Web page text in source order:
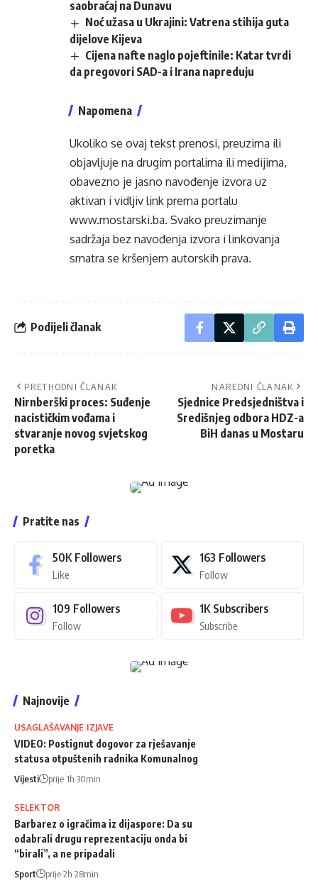
saobraćaj na Dunavu
Noć užasa u Ukrajini: Vatrena stihija guta
dijelove Kijeva
Cijena nafte naglo pojeftinile: Katar tvrdi
da pregovori SAD-a i Irana napreduju
Napomena
Ukoliko se ovaj tekst prenosi, preuzima ili
objavljuje na drugim portalima ili medijima,
obavezno je jasno navođenje izvora uz
aktivan i vidljiv link prema portalu
www.mostarski.ba. Svako preuzimanje
sadržaja bez navođenja izvora i linkovanja
smatra se kršenjem autorskih prava.
Podijeli članak
PRETHODNI ČLANAK
Nirnberški proces: Suđenje
nacističkim vođama i
stvaranje novog svjetskog
poretka
NAREDNI ČLANAK
Sjednice Predsjedništva i
Središnjeg odbora HDZ-a
BiH danas u Mostaru
Pratite nas
50K Followers
Like
163 Followers
Follow
109 Followers
Follow
1K Subscribers
Subscribe
Najnovije
USAGLAŠAVANJE IZJAVE
VIDEO: Postignut dogovor za rješavanje
statusa otpuštenih radnika Komunalnog
Vijesti prije 1h 30min
SELEKTOR
Barbarez o igračima iz dijaspore: Da su
odabrali drugu reprezentaciju onda bi
“birali”, a ne pripadali
Sport prije 2h 28min